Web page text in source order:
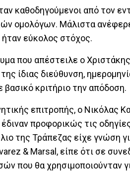
καθοδηγούμενοι από τον
ομολόγων. Μάλιστα
ήταν εύκολος στόχος.
που απέστειλε ο
ίδιας διεύθυνση,
κριτήριο την απόδοση.
επιτροπής, ο Νικόλας
προφορικώς τις
της Τράπεζας είχε γνώση
& Marsal, είπε ότι σε
που θα χρησιμοποιούνταν